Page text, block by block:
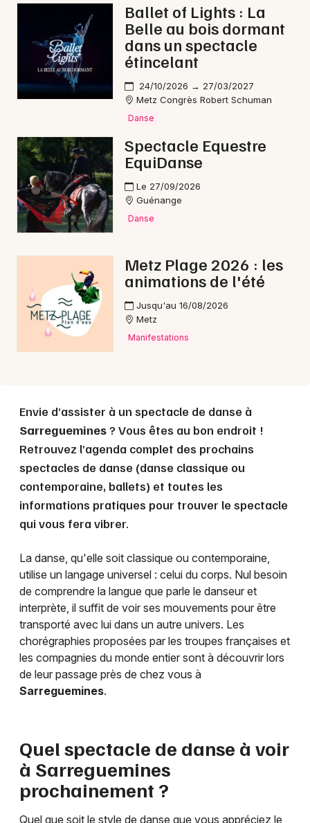
Artistes en tournée
Actus à Sarreguemines
Magazine à Sarreguemines
57 - Moselle
Choisir mes départements
Mon email
Ballet of Lights : La
Belle au bois dormant
dans un spectacle
étincelant
24/10/2026 → 27/03/2027
Metz Congrès Robert Schuman
Danse
Spectacle Equestre
EquiDanse
Le 27/09/2026
Guénange
Danse
Metz Plage 2026 : les
animations de l'été
Jusqu'au 16/08/2026
Metz
Manifestations
Envie d’assister à un spectacle de danse à
Sarreguemines? Vous êtes au bon endroit !
Retrouvez l’agenda complet des prochains
spectacles de danse (danse classique ou
contemporaine, ballets) et toutes les
informations pratiques pour trouver le spectacle
qui vous fera vibrer.
La danse, qu'elle soit classique ou contemporaine,
utilise un langage universel : celui du corps. Nul besoin
de comprendre la langue que parle le danseur et
interprète, il suffit de voir ses mouvements pour être
transporté avec lui dans un autre univers. Les
chorégraphies proposées par les troupes françaises et
les compagnies du monde entier sont à découvrir lors
de leur passage près de chez vous à
Sarreguemines.
Quel spectacle de danse à voir
à Sarreguemines
prochainement ?
Quel que soit le style de danse que vous appréciez le